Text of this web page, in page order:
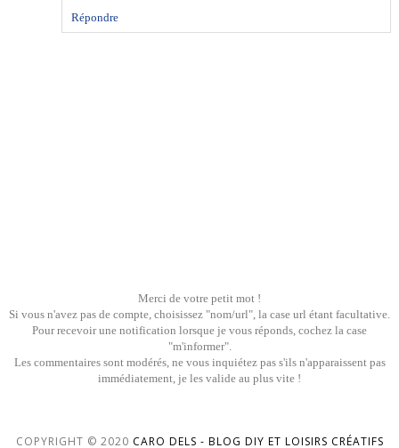
Répondre
Merci de votre petit mot !
Si vous n'avez pas de compte, choisissez "nom/url", la case url étant facultative.
Pour recevoir une notification lorsque je vous réponds, cochez la case
"m'informer".
Les commentaires sont modérés, ne vous inquiétez pas s'ils n'apparaissent pas
immédiatement, je les valide au plus vite !
COPYRIGHT © 2020 CARO DELS - BLOG DIY ET LOISIRS CRÉATIFS